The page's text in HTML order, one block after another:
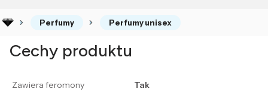
Perfumy Perfumy unisex
Cechy produktu
Zawiera feromony
Tak